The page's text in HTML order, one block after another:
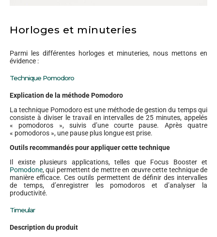
Horloges et minuteries
Parmi les différentes horloges et minuteries, nous mettons en
évidence :
Technique Pomodoro
Explication de la méthode Pomodoro
La technique Pomodoro est une méthode de gestion du temps qui
consiste à diviser le travail en intervalles de 25 minutes, appelés
« pomodoros », suivis d’une courte pause. Après quatre
« pomodoros », une pause plus longue est prise.
Outils recommandés pour appliquer cette technique
Il existe plusieurs applications, telles que Focus Booster et
Pomodone, qui permettent de mettre en œuvre cette technique de
manière efficace. Ces outils permettent de définir des intervalles
de temps, d’enregistrer les pomodoros et d’analyser la
productivité.
Timeular
Description du produit